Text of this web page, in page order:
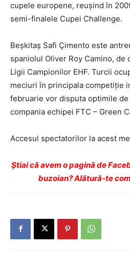
cupele europene, reuşind în
semi-finalele Cupei Challenge.
Beşkitaş Safi Çimento este
spaniolul Oliver Roy Camino, de
Ligii Campionilor EHF. Turcii
meciuri în principala competiţie
februarie vor disputa optimile de
compania echipei FTC – Green
Accesul spectatorilor la acest
Ştiai că avem o pagină de
buzoian? Alătură-te